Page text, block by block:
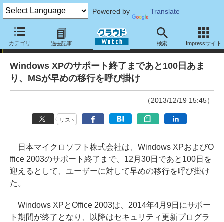
Powered by Translate
カテゴリ 過去記事 検索 Impressサイト
ニュース
Windows XPのサポート終了まであと100日あま
り、MSが早めの移行を呼び掛け
（2013/12/19 15:45）
リスト
日本マイクロソフト株式会社は、Windows XPおよびO
ffice 2003のサポート終了まで、12月30日であと100日を
迎えるとして、ユーザーに対して早めの移行を呼び掛け
た。
Windows XPとOffice 2003は、2014年4月9日にサポー
ト期間が終了となり、以降はセキュリティ更新プログラ